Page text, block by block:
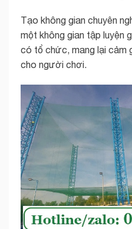
Tạo không gian chuyên
một không gian tập luyện
có tổ chức, mang lại cảm
cho người chơi.